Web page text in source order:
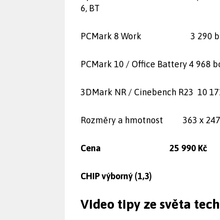
6, BT
PCMark 8 Work 3 290
PCMark 10 / Office Battery 4 968
3DMark NR / Cinebench R23 10
Rozměry a hmotnost 363 x 247
Cena 25 990 Kč
CHIP výborný (1,3)
Video tipy ze světa